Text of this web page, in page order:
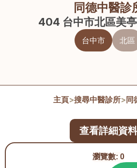
同德中醫診
404 台中市北區美
台中市 北區
主頁>搜尋中醫診所> 同
瀏覽數: 0
查看詳細資料